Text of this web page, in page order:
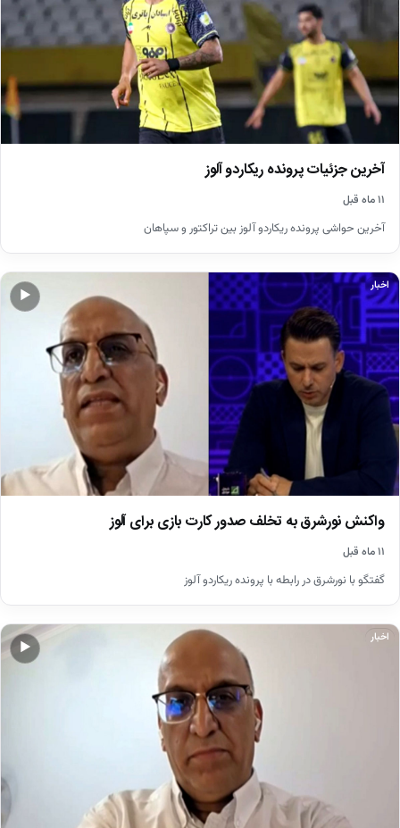
آخرین جزئیات پرونده ریکاردو آلوز
۱۱ ماه قبل
آخرین حواشی پرونده ریکاردو آلوز بین تراکتور و سپاهان
▶
اخبار
واکنش نورشرق به تخلف صدور کارت بازی برای آلوز
۱۱ ماه قبل
گفتگو با نورشرق در رابطه با پرونده ریکاردو آلوز
▶
اخبار